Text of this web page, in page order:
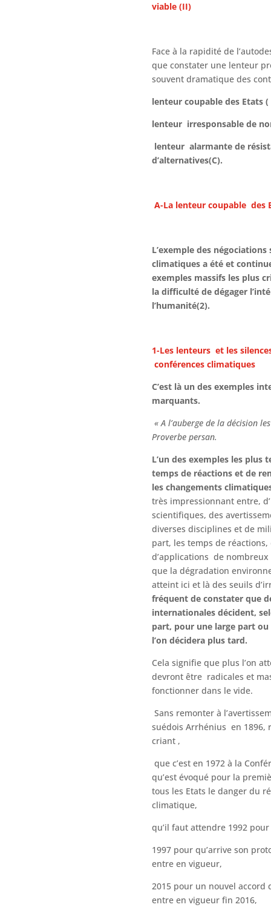
viable (II)
Face à la rapidité de
que constater une lenteur
souvent dramatique des
lenteur coupable des Etats (
lenteur irresponsable de
lenteur alarmante de
d’alternatives(C).
A-La lenteur coupable des
L’exemple des
climatiques a été et
exemples massifs les plus
la difficulté de dégager
l’humanité(2).
1-Les lenteurs et les
conférences climatiques
C’est là un des exemples
marquants.
« A l’auberge de la décision
Proverbe persan.
L’un des exemples les plus
temps de réactions et de
les changements
très impressionnant entre,
scientifiques, des
diverses disciplines et de
part, les temps de
d’applications de
que la dégradation
atteint ici et là des seuils
fréquent de constater que
internationales décident,
part, pour une large part
l’on décidera plus tard.
Cela signifie que plus l’on
devront être radicales et
fonctionner dans le vide.
Sans remonter à
suédois Arrhénius en 1896,
criant ,
que c’est en 1972 à la
qu’est évoqué pour la
tous les Etats le danger du
climatique,
qu’il faut attendre 1992
1997 pour qu’arrive son
entre en vigueur,
2015 pour un nouvel
entre en vigueur fin 2016,